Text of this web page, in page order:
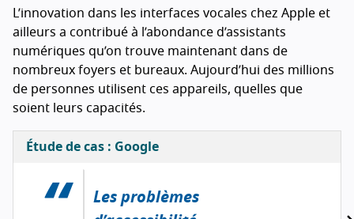
L’innovation dans les interfaces vocales chez Apple et
ailleurs a contribué à l’abondance d’assistants
numériques qu’on trouve maintenant dans de
nombreux foyers et bureaux. Aujourd’hui des millions
de personnes utilisent ces appareils, quelles que
soient leurs capacités.
Étude de cas : Google
Les problèmes